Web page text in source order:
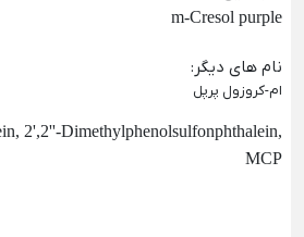
m-Cresol purple
نام های دیگر :
ام-کروزول پرپل
2',2''-Dimethylphenolsulfonphthalein,
MCP